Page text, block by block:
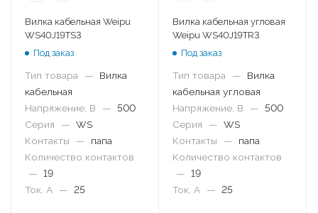
Вилка кабельная Weipu
WS40J19TS3
Под заказ
Тип товара —
Вилка
кабельная
Напряжение, В
— 500
Серия
— WS
Контакты
—
папа
Количество контактов
— 19
Ток, А
— 25
Вилка кабельная угловая
Weipu WS40J19TR3
Под заказ
Тип товара —
Вилка
кабельная угловая
Напряжение, В
— 500
Серия
— WS
Контакты
—
папа
Количество контактов
— 19
Ток, А
— 25